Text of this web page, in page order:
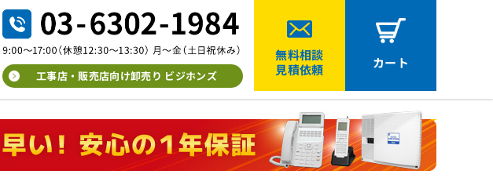
工事店・販売店向け卸売り ビジホンズ
無料相談
見積依頼
カート